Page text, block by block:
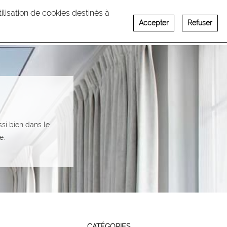
de cookies destinés à
Accepter Refuser
Français
bien dans le